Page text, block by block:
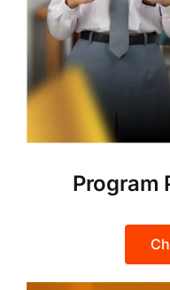
Program